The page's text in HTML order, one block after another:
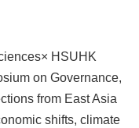
HSUHK
on Governance,
from East Asia
shifts, climate